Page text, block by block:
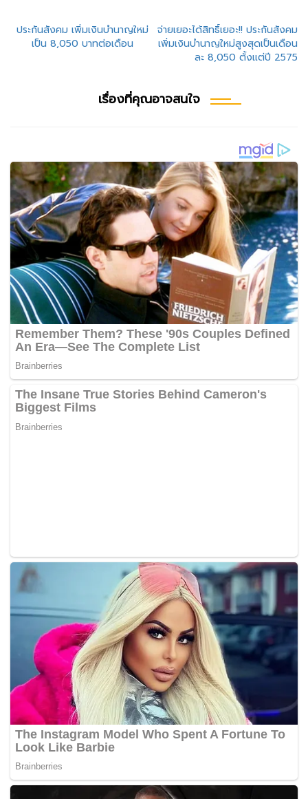
แนะแนว
เรื่อง
ประกันสังคม เพิ่มเงินบำนาญใหม่
เป็น 8,050 บาทต่อเดือน
จ่ายเยอะได้สิทธิ์เยอะ!! ประกันสังคม
เพิ่มเงินบำนาญใหม่สูงสุดเป็นเดือน
ละ 8,050 ตั้งแต่ปี 2575
เรื่องที่คุณอาจสนใจ